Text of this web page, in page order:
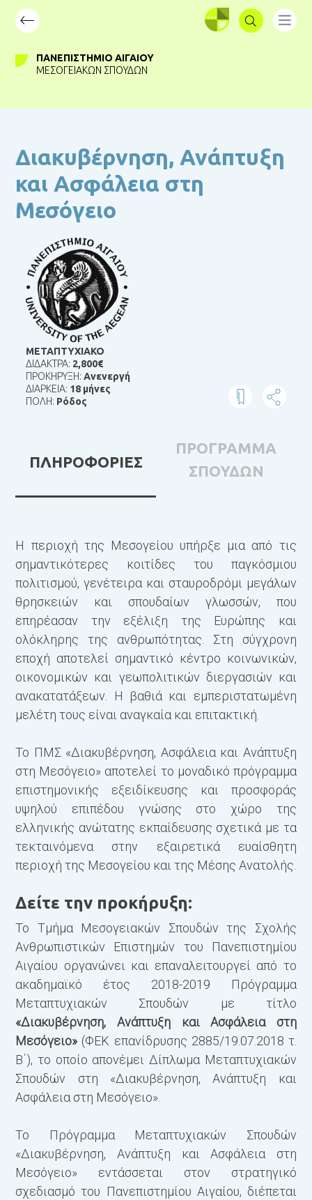
ΣΥΝΔΕΣΗ
ΠΑΝΕΠΙΣΤΉΜΙΟ ΑΙΓΑΊΟΥ
ΜΕΣΟΓΕΙΑΚΏΝ ΣΠΟΥΔΏΝ
Διακυβέρνηση, Ανάπτυξη
και Ασφάλεια στη
Μεσόγειο
ΜΕΤΑΠΤΥΧΙΑΚΟ
ΔΙΔΑΚΤΡΑ: 2,800€
ΠΡΟΚΗΡΥΞΗ:Ανενεργή
ΔΙΑΡΚΕΙΑ: 18 μήνες
ΠΟΛΗ: Ρόδος
ΠΛΗΡΟΦΟΡΙΕΣ
ΠΡΟΓΡΑΜΜΑ
ΣΠΟΥΔΩΝ
H περιοχή της Μεσογείου υπήρξε μια από τις
σημαντικότερες κοιτίδες του παγκόσμιου
πολιτισμού, γενέτειρα και σταυροδρόμι μεγάλων
θρησκειών και σπουδαίων γλωσσών, που
επηρέασαν την εξέλιξη της Ευρώπης και
ολόκληρης της ανθρωπότητας. Στη σύγχρονη
εποχή αποτελεί σημαντικό κέντρο κοινωνικών,
οικονομικών και γεωπολιτικών διεργασιών και
ανακατατάξεων. Η βαθιά και εμπεριστατωμένη
μελέτη τους είναι αναγκαία και επιτακτική.
Το ΠΜΣ «Διακυβέρνηση, Ασφάλεια και Ανάπτυξη
στη Μεσόγειο» αποτελεί το μοναδικό πρόγραμμα
επιστημονικής εξειδίκευσης και προσφοράς
υψηλού επιπέδου γνώσης στο χώρο της
ελληνικής ανώτατης εκπαίδευσης σχετικά με τα
τεκταινόμενα στην εξαιρετικά ευαίσθητη
περιοχή της Μεσογείου και της Μέσης Ανατολής.
Δείτε την προκήρυξη:
Το Τμήμα Μεσογειακών Σπουδών της Σχολής
Ανθρωπιστικών Επιστημών του Πανεπιστημίου
Αιγαίου οργανώνει και επαναλειτουργεί από το
ακαδημαϊκό έτος 2018-2019 Πρόγραμμα
Μεταπτυχιακών Σπουδών με τίτλο
«Διακυβέρνηση, Ανάπτυξη και Ασφάλεια στη
Μεσόγειο» (ΦΕΚ επανίδρυσης 2885/19.07.2018 τ.
Β΄), το οποίο απονέµει Δίπλωµα Μεταπτυχιακών
Σπουδών στη «Διακυβέρνηση, Ανάπτυξη και
Ασφάλεια στη Μεσόγειο».
Το Πρόγραμμα Μεταπτυχιακών Σπουδών
«Διακυβέρνηση, Ανάπτυξη και Ασφάλεια στη
Μεσόγειο» εντάσσεται στον στρατηγικό
σχεδιασμό του Πανεπιστημίου Αιγαίου, διέπεται